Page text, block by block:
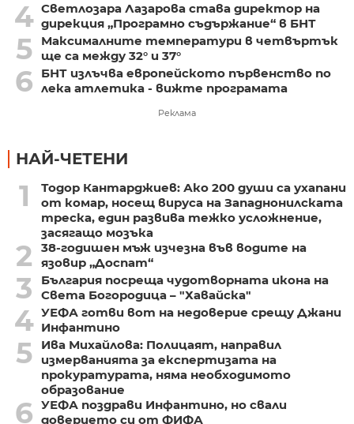
4 Светлозара Лазарова става директор на
дирекция „Програмно съдържание“ в БНТ
5
Максималните температури в четвъртък
ще са между 32° и 37°
6
БНТ излъчва европейското първенство по
лека атлетика - вижте програмата
Реклама
НАЙ-ЧЕТЕНИ
1
Тодор Кантарджиев: Ако 200 души са ухапани
от комар, носещ вируса на Западнонилската
треска, един развива тежко усложнение,
засягащо мозъка
2
38-годишен мъж изчезна във водите на
язовир „Доспат“
3
България посреща чудотворната икона на
Света Богородица – "Хавайска"
4 УЕФА готви вот на недоверие срещу Джани
Инфантино
5
Ива Михайлова: Полицаят, направил
измерванията за експертизата на
прокуратурата, няма необходимото
образование
6 УЕФА поздрави Инфантино, но свали
доверието си от ФИФА